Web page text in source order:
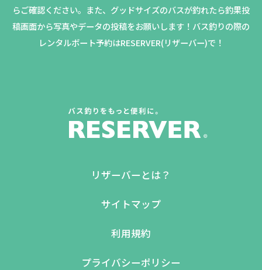
らご確認ください。 また、グッドサイズのバスが釣れたら釣果投
稿画面から写真やデータの投稿をお願いします！バス釣りの際の
レンタルボート予約はRESERVER(リザーバー)で！
リザーバーとは？
サイトマップ
利用規約
プライバシーポリシー